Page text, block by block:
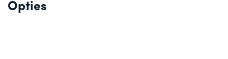
Opties